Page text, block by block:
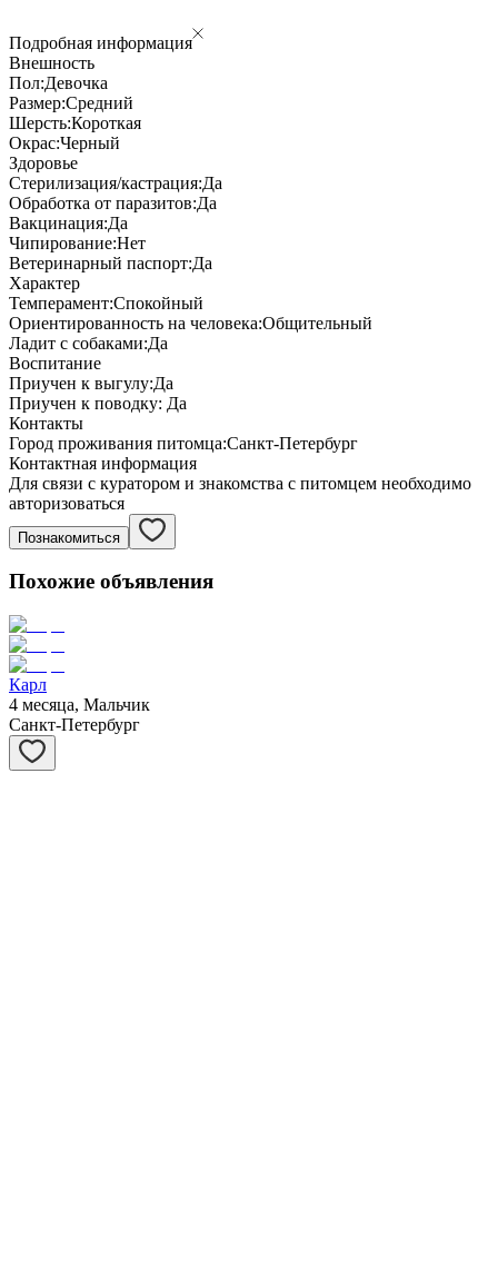
Подробная информация
Внешность
Пол:Девочка
Размер:Средний
Шерсть:Короткая
Окрас:Черный
Здоровье
Стерилизация/кастрация:Да
Обработка от паразитов:Да
Вакцинация:Да
Чипирование:Нет
Ветеринарный паспорт:Да
Характер
Темперамент:Спокойный
Ориентированность на человека:Общительный
Ладит с собаками:Да
Воспитание
Приучен к выгулу:Да
Приучен к поводку: Да
Контакты
Город проживания питомца:Санкт-Петербург
Контактная информация
Для связи с куратором и знакомства с питомцем необходимо
авторизоваться
Познакомиться
Похожие объявления
Карл
4 месяца, Мальчик
Санкт-Петербург